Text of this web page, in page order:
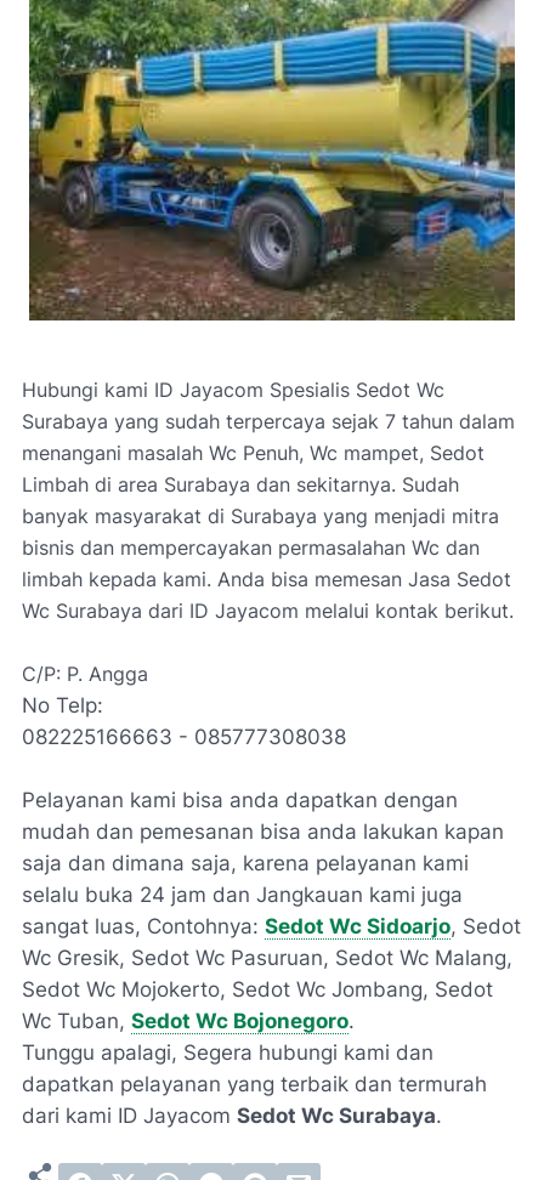
Hubungi kami ID Jayacom Spesialis Sedot Wc
Surabaya yang sudah terpercaya sejak 7 tahun dalam
menangani masalah Wc Penuh, Wc mampet, Sedot
Limbah di area Surabaya dan sekitarnya. Sudah
banyak masyarakat di Surabaya yang menjadi mitra
bisnis dan mempercayakan permasalahan Wc dan
limbah kepada kami. Anda bisa memesan Jasa Sedot
Wc Surabaya dari ID Jayacom melalui kontak berikut.
C/P: P. Angga
No Telp:
082225166663 - 085777308038
Pelayanan kami bisa anda dapatkan dengan
mudah dan pemesanan bisa anda lakukan kapan
saja dan dimana saja, karena pelayanan kami
selalu buka 24 jam dan Jangkauan kami juga
sangat luas, Contohnya: Sedot Wc Sidoarjo, Sedot
Wc Gresik, Sedot Wc Pasuruan, Sedot Wc Malang,
Sedot Wc Mojokerto, Sedot Wc Jombang, Sedot
Wc Tuban, Sedot Wc Bojonegoro.
Tunggu apalagi, Segera hubungi kami dan
dapatkan pelayanan yang terbaik dan termurah
dari kami ID Jayacom Sedot Wc Surabaya.